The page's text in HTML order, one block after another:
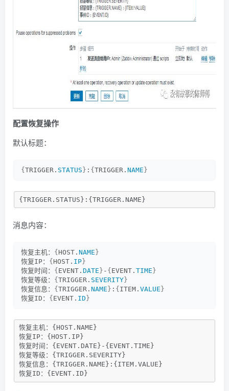
配置恢复操作
默认标题：
{ TRIGGER. STATUS } : { TRIGGER. NAME }
{TRIGGER.STATUS}:{TRIGGER.NAME}
消息内容：
恢复主机： { HOST. NAME }
恢复IP： { HOST. IP }
恢复时间： { EVENT. DATE } - { EVENT. TIME }
恢复等级： { TRIGGER. SEVERITY }
恢复信息： { TRIGGER. NAME } : { ITEM. VALUE }
恢复ID： { EVENT. ID }
恢复主机：{HOST.NAME}
恢复IP：{HOST.IP}
恢复时间：{EVENT.DATE}-{EVENT.TIME}
恢复等级：{TRIGGER.SEVERITY}
恢复信息：{TRIGGER.NAME}:{ITEM.VALUE}
恢复ID：{EVENT.ID}